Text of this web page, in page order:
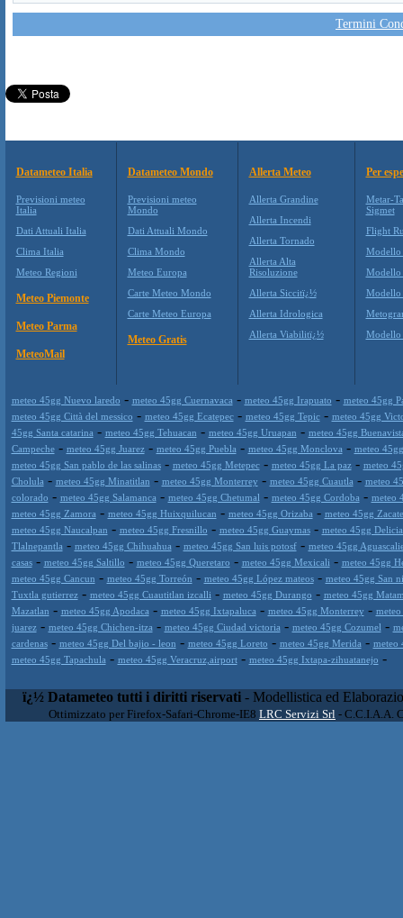
Termini
Datameteo Italia
Previsioni meteo
Italia
Dati Attuali Italia
Clima Italia
Meteo Regioni
Meteo Piemonte
Meteo Parma
MeteoMail
Datameteo Mondo
Previsioni meteo
Mondo
Dati Attuali Mondo
Clima Mondo
Meteo Europa
Carte Meteo Mondo
Carte Meteo Europa
Meteo Gratis
Allerta Meteo
Allerta Grandine
Allerta Incendi
Allerta Tornado
Allerta Alta
Risoluzione
Allerta Siccitï¿½
Allerta Idrologica
Allerta Viabilitï¿½
Per
Metar-
Sigmet
Flight
Modello
Modello
Modello
Modello
meteo 45gg Nuevo laredo - meteo 45gg Cuernavaca - meteo 45gg Irapuato - meteo 45gg
meteo 45gg Città del messico - meteo 45gg Ecatepec- meteo 45gg Tepic- meteo 45gg
45gg Santa catarina - meteo 45gg Tehuacan - meteo 45gg Uruapan - meteo 45gg
Campeche- meteo 45gg Juarez - meteo 45gg Puebla - meteo 45gg Monclova - meteo
meteo 45gg San pablo de las salinas- meteo 45gg Metepec- meteo 45gg La paz - meteo
Cholula - meteo 45gg Minatitlan - meteo 45gg Monterrey - meteo 45gg Cuautla - meteo
colorado - meteo 45gg Salamanca - meteo 45gg Chetumal - meteo 45gg Cordoba - meteo
meteo 45gg Zamora - meteo 45gg Huixquilucan - meteo 45gg Orizaba - meteo 45gg
meteo 45gg Naucalpan - meteo 45gg Fresnillo - meteo 45gg Guaymas- meteo 45gg
Tlalnepantla - meteo 45gg Chihuahua - meteo 45gg San luis potosf- meteo 45gg
casas- meteo 45gg Saltillo - meteo 45gg Queretaro - meteo 45gg Mexicali - meteo 45gg
meteo 45gg Cancun - meteo 45gg Torreón - meteo 45gg López mateos- meteo 45gg San
Tuxtla gutierrez - meteo 45gg Cuautitlan izcalli - meteo 45gg Durango - meteo 45gg
Mazatlan - meteo 45gg Apodaca - meteo 45gg Ixtapaluca - meteo 45gg Monterrey -
juarez - meteo 45gg Chichen-itza - meteo 45gg Ciudad victoria - meteo 45gg Cozumel -
cardenas- meteo 45gg Del bajio - leon - meteo 45gg Loreto - meteo 45gg Merida - meteo
meteo 45gg Tapachula - meteo 45gg Veracruz,airport- meteo 45gg Ixtapa-zihuatanejo -
ï¿½ Datameteo tutti i diritti riservati - Modellistica ed
Ottimizzato per Firefox-Safari-Chrome-IE8 LRC Servizi Srl - C.C.I.A.A.